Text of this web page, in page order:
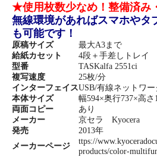
★使用枚数少なめ！整備済み
無線環境があればスマホやタ
も可能です！
原稿サイズ
最大A3まで
給紙カセット
4段＋手差しトレイ
型番
TASKalfa 2551ci
複写速度
25枚/分
インターフェイスUSB/有線ネットワー
本体サイズ
幅594×奥行737×高さ
両面コピー
あり
メーカー
京セラ Kyocera
発売
2013年
メーカーページ
ttps://
products/color-